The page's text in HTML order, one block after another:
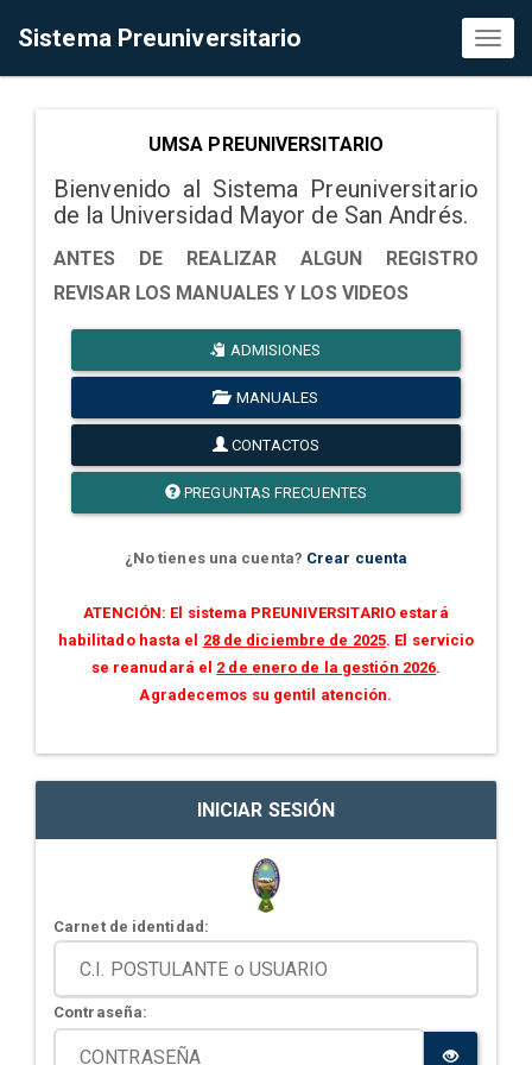
Sistema Preuniversitario
UMSA PREUNIVERSITARIO
Bienvenido al Sistema Preuniversitario
de la Universidad Mayor de San Andrés.
ANTES DE REALIZAR ALGUN REGISTRO
REVISAR LOS MANUALES Y LOS VIDEOS
ADMISIONES
MANUALES
CONTACTOS
PREGUNTAS FRECUENTES
¿No tienes una cuenta? Crear cuenta
ATENCIÓN: El sistema PREUNIVERSITARIO estará
habilitado hasta el 28 de diciembre de 2025. El servicio
se reanudará el 2 de enero de la gestión 2026.
Agradecemos su gentil atención.
INICIAR SESIÓN
Carnet de identidad:
Contraseña: